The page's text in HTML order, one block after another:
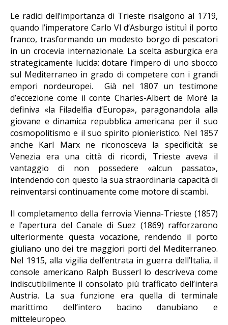
Le radici dell’importanza di Trieste risalgono al 1719,
quando l’imperatore Carlo VI d’Asburgo istituì il porto
franco, trasformando un modesto borgo di pescatori
in un crocevia internazionale. La scelta asburgica era
strategicamente lucida: dotare l’impero di uno sbocco
sul Mediterraneo in grado di competere con i grandi
empori nordeuropei. Già nel 1807 un testimone
d’eccezione come il conte Charles-Albert de Moré la
definiva «la Filadelfia d’Europa», paragonandola alla
giovane e dinamica repubblica americana per il suo
cosmopolitismo e il suo spirito pionieristico. Nel 1857
anche Karl Marx ne riconosceva la specificità: se
Venezia era una città di ricordi, Trieste aveva il
vantaggio di non possedere «alcun passato»,
intendendo con questo la sua straordinaria capacità di
reinventarsi continuamente come motore di scambi.
Il completamento della ferrovia Vienna-Trieste (1857)
e l’apertura del Canale di Suez (1869) rafforzarono
ulteriormente questa vocazione, rendendo il porto
giuliano uno dei tre maggiori porti del Mediterraneo.
Nel 1915, alla vigilia dell’entrata in guerra dell’Italia, il
console americano Ralph Busserl lo descriveva come
indiscutibilmente il consolato più trafficato dell’intera
Austria. La sua funzione era quella di terminale
marittimo dell’intero bacino danubiano e
mitteleuropeo.